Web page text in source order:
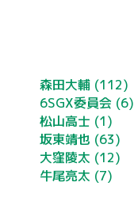
森田大輔 (112)
6SGX委員会 (6)
松山高士 (1)
坂東靖也 (63)
大窪陵太 (12)
牛尾亮太 (7)